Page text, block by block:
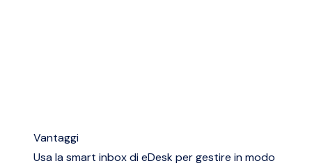
Vantaggi
Usa la smart inbox di eDesk per gestire in modo